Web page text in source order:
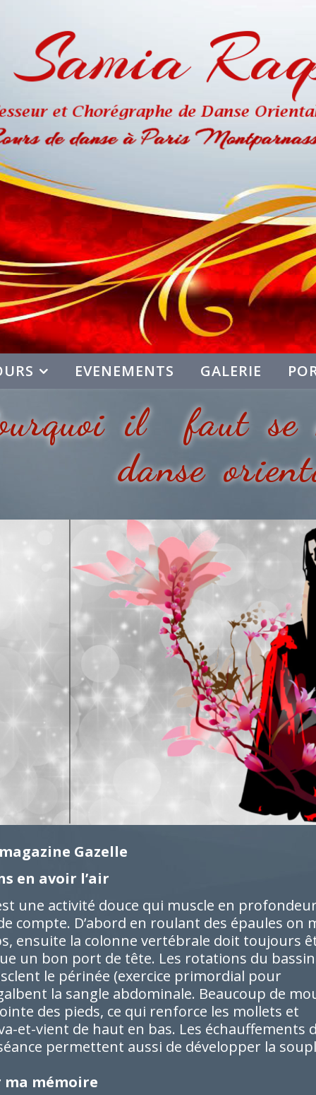
EVENEMENTS GALERIE
il faut se
danse
Gazelle
en avoir l’air
une activité douce qui muscle en
compte. D’abord en roulant des épaules on
ensuite la colonne vertébrale doit toujours
un bon port de tête. Les rotations du bassin
le périnée (exercice primordial pour
la sangle abdominale. Beaucoup de
des pieds, ce qui renforce les mollets et
et-vient de haut en bas. Les échauffements
permettent aussi de développer la
ma mémoire